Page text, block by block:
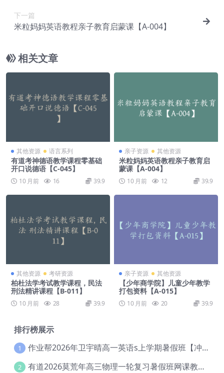
下一篇
米粒妈妈英语教程亲子教育启蒙课【A-004】
相关文章
其他资源 语言系列
有道考神德语教学课程零基础
开口说德语【C-045】
10 月前 16 39.9
亲子资源 其他资源
米粒妈妈英语教程亲子教育启
蒙课【A-004】
10 月前 12 39.9
其他资源 考研资源
柏杜法学考试教学课程，民法
刑法精讲课程【B-011】
10 月前 28 39.9
亲子资源 其他资源
【少年商学院】儿童少年教学
打包资料【A-015】
10 月前 20 39.9
排行榜展示
1 作业帮2026年卫宇晴高一英语s上学期暑假班【冲顶班】【Ec-003】
2 有道2026莫荒年高三物理一轮复习暑假班网课教程【Ef-044】